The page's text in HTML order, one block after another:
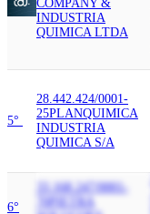
COMPANY &
INDUSTRIA
QUIMICA LTDA
5°
28.442.424/0001-
25PLANQUIMICA
INDUSTRIA
QUIMICA S/A
6°
33.168.247/0001-
70PIETRA